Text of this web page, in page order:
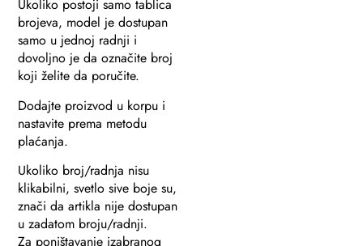
Ukoliko postoji samo tablica
brojeva, model je dostupan
samo u jednoj radnji i
dovoljno je da označite broj
koji želite da poručite.
Dodajte proizvod u korpu i
nastavite prema metodu
plaćanja.
Ukoliko broj/radnja nisu
klikabilni, svetlo sive boje su,
znači da artikla nije dostupan
u zadatom broju/radnji.
Za poništavanje izabranog